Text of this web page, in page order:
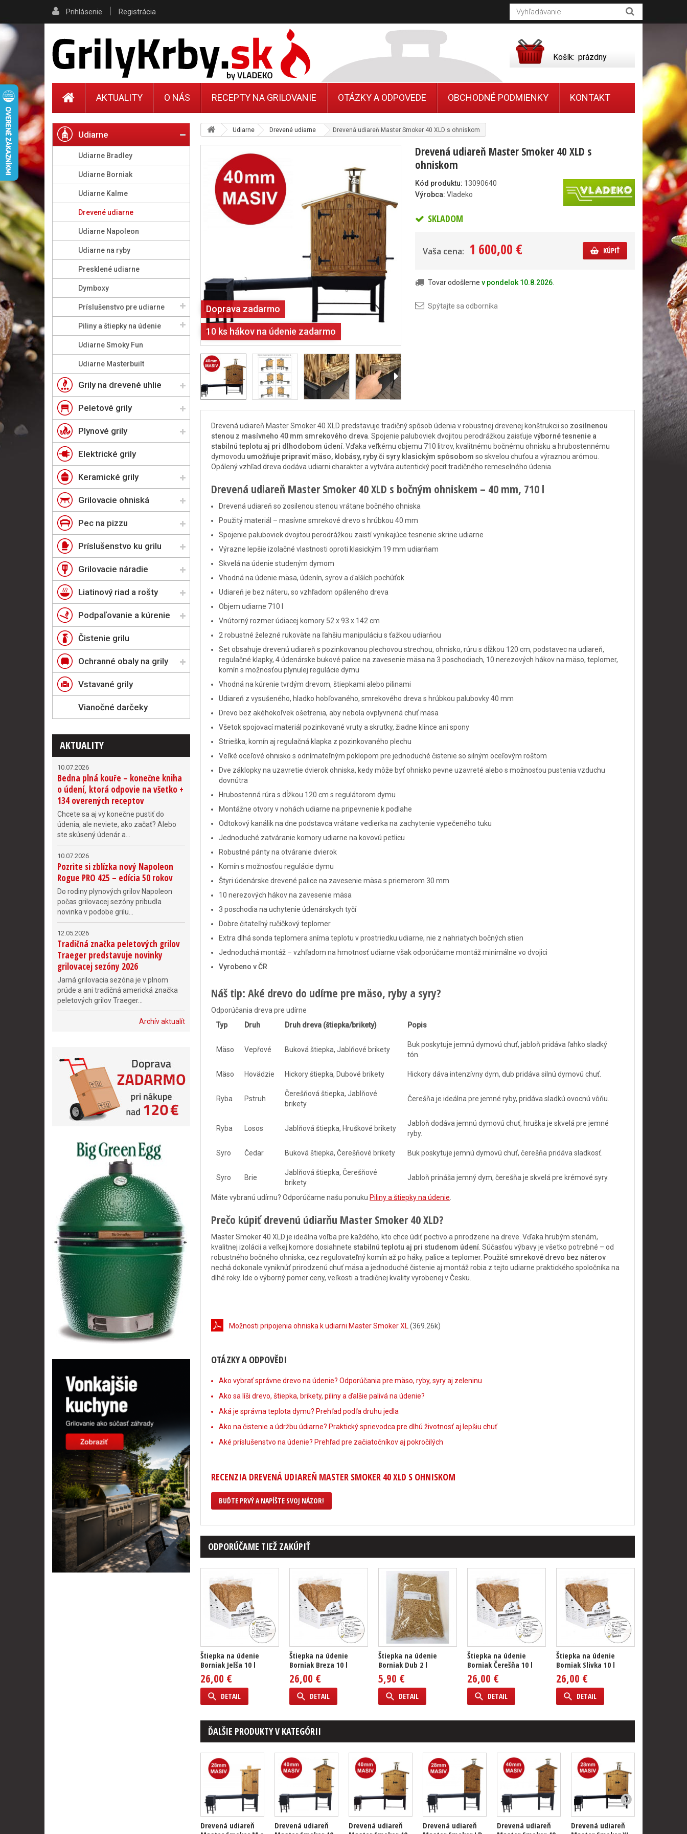
Udiarne Drevené udiarne Drevená udiareň Master Smoker 40 XLD s ohniskom
Doprava zadarmo
10 ks hákov na údenie zadarmo
Drevená udiareň Master Smoker 40 XLD s
ohniskom
Kód produktu: 13090640
Výrobca: Vladeko
SKLADOM
Vaša cena: 1 600,00 € KÚPIŤ
Tovar odošleme v pondelok 10.8.2026
Spýtajte sa odborníka
Drevená udiareň Master Smoker 40 XLD predstavuje tradičný spôsob údenia v robustnej drevenej konštrukcii so zosilnenou
stenou z masívneho 40 mm smrekového dreva . Spojenie paluboviek dvojitou perodrážkou zaisťuje výborné tesnenie a
stabilnú teplotu aj pri dlhodobom údení . Vďaka veľkému objemu 710 litrov, kvalitnému bočnému ohnisku a hrubostennému
dymovodu umožňuje pripraviť mäso, klobásy, ryby či syry klasickým spôsobom so skvelou chuťou a výraznou arómou.
Opálený vzhľad dreva dodáva udiarni charakter a vytvára autentický pocit tradičného remeselného údenia.
Drevená udiareň Master Smoker 40 XLD s bočným ohniskem – 40 mm, 710 l
Drevená udiareň so zosilenou stenou vrátane bočného ohniska
Použitý materiál – masívne smrekové drevo s hrúbkou 40 mm
Spojenie paluboviek dvojitou perodrážkou zaistí vynikajúce tesnenie skrine udiarne
Výrazne lepšie izolačné vlastnosti oproti klasickým 19 mm udiarňam
Skvelá na údenie studeným dymom
Vhodná na údenie mäsa, údenín, syrov a ďalších pochúťok
Udiareň je bez náteru, so vzhľadom opáleného dreva
Objem udiarne 710 l
Vnútorný rozmer údiacej komory 52 x 93 x 142 cm
2 robustné železné rukoväte na ľahšiu manipuláciu s ťažkou udiarňou
Set obsahuje drevenú udiareň s pozinkovanou plechovou strechou, ohnisko, rúru s dĺžkou 120 cm, podstavec na udiareň,
regulačné klapky, 4 údenárske bukové palice na zavesenie mäsa na 3 poschodiach, 10 nerezových hákov na mäso, teplomer,
komín s možnosťou plynulej regulácie dymu
Vhodná na kúrenie tvrdým drevom, štiepkami alebo pilinami
Udiareň z vysušeného, hladko hobľovaného, smrekového dreva s hrúbkou palubovky 40 mm
Drevo bez akéhokoľvek ošetrenia, aby nebola ovplyvnená chuť mäsa
Všetok spojovací materiál pozinkované vruty a skrutky, žiadne klince ani spony
Strieška, komín aj regulačná klapka z pozinkovaného plechu
Veľké oceľové ohnisko s odnímateľným poklopom pre jednoduché čistenie so silným oceľovým roštom
Dve záklopky na uzavretie dvierok ohniska, kedy môže byť ohnisko pevne uzavreté alebo s možnosťou pustenia vzduchu
dovnútra
Hrubostenná rúra s dĺžkou 120 cm s regulátorom dymu
Montážne otvory v nohách udiarne na pripevnenie k podlahe
Odtokový kanálik na dne podstavca vrátane vedierka na zachytenie vypečeného tuku
Jednoduché zatváranie komory udiarne na kovovú petlicu
Robustné pánty na otváranie dvierok
Komín s možnosťou regulácie dymu
Štyri údenárske drevené palice na zavesenie mäsa s priemerom 30 mm
10 nerezových hákov na zavesenie mäsa
3 poschodia na uchytenie údenárskych tyčí
Dobre čitateľný ručičkový teplomer
Extra dlhá sonda teplomera sníma teplotu v prostriedku udiarne, nie z nahriatych bočných stien
Jednoduchá montáž – vzhľadom na hmotnosť udiarne však odporúčame montáž minimálne vo dvojici
Vyrobeno v ČR
Náš tip: Aké drevo do udírne pre mäso, ryby a syry?
Odporúčania dreva pre udírne
Typ
Druh Druh dreva (štiepka/brikety) Popis
Mäso Vepřové Buková štiepka, Jablňové brikety
Buk poskytuje jemnú dymovú chuť, jabloň pridáva ľahko sladký
tón.
Mäso Hovädzie Hickory štiepka, Dubové brikety Hickory dáva intenzívny dym, dub pridáva silnú dymovú chuť.
Ryba Pstruh
Čerešňová štiepka, Jablňové
brikety
Čerešňa je ideálna pre jemné ryby, pridáva sladkú ovocnú vôňu.
Ryba Losos Jablňová štiepka, Hruškové brikety
Jabloň dodáva jemnú dymovú chuť, hruška je skvelá pre jemné
ryby.
Syro Čedar Buková štiepka, Čerešňové brikety Buk poskytuje jemnú dymovú chuť, čerešňa pridáva sladkosť.
Syro Brie
Jablňová štiepka, Čerešňové
brikety
Jabloň prináša jemný dym, čerešňa je skvelá pre krémové syry.
Máte vybranú udírnu? Odporúčame našu ponuku Piliny a štiepky na údenie
Prečo kúpiť drevenú údiarňu Master Smoker 40 XLD?
Master Smoker 40 XLD je ideálna voľba pre každého, kto chce údiť poctivo a prirodzene na dreve. Vďaka hrubým stenám,
kvalitnej izolácii a veľkej komore dosiahnete stabilnú teplotu aj pri studenom údení . Súčasťou výbavy je všetko potrebné – od
robustného bočného ohniska, cez regulovateľný komín až po háky, palice a teplomer. Použité smrekové drevo bez náterov
nechá dokonale vyniknúť prirodzenú chuť mäsa a jednoduché čistenie aj montáž robia z tejto udiarne praktického spoločníka na
dlhé roky. Ide o výborný pomer ceny, veľkosti a tradičnej kvality vyrobenej v Česku.
Možnosti pripojenia ohniska k udiarni Master Smoker XL (369.26k)
OTÁZKY A ODPOVĚDI
Ako vybrať správne drevo na údenie? Odporúčania pre mäso, ryby, syry aj zeleninu
Ako sa líši drevo, štiepka, brikety, piliny a ďalšie palivá na údenie?
Aká je správna teplota dymu? Prehľad podľa druhu jedla
Ako na čistenie a údržbu údiarne? Praktický sprievodca pre dlhú životnosť aj lepšiu chuť
Aké príslušenstvo na údenie? Prehľad pre začiatočníkov aj pokročilých
RECENZIA DREVENÁ UDIAREŇ MASTER SMOKER 40 XLD S OHNISKOM
BUĎTE PRVÝ A NAPÍŠTE SVOJ NÁZOR!
ODPORÚČAME TIEŽ ZAKÚPIŤ
Štiepka na údenie
Borniak Jelša 10 l
26,00 €
DETAIL
Štiepka na údenie
Borniak Breza 10 l
26,00 €
DETAIL
Štiepka na údenie
Borniak Dub 2 l
5,90 €
DETAIL
Štiepka na údenie
Borniak Čerešňa 10 l
26,00 €
DETAIL
Štiepka na údenie
Borniak Slivka 10 l
26,00 €
DETAIL
ĎALŠIE PRODUKTY V KATEGÓRII
Drevená udiareň
Drevená udiareň
Drevená udiareň
Drevená udiareň
Drevená udiareň
Drevená udiareň
Udiarne
Udiarne Bradley
Udiarne Borniak
Udiarne Kalme
Drevené udiarne
Udiarne Napoleon
Udiarne na ryby
Presklené udiarne
Dymboxy
Príslušenstvo pre udiarne
Piliny a štiepky na údenie
Udiarne Smoky Fun
Udiarne Masterbuilt
Grily na drevené uhlie
Peletové grily
Plynové grily
Elektrické grily
Keramické grily
Grilovacie ohniská
Pec na pizzu
Príslušenstvo ku grilu
Grilovacie náradie
Liatinový riad a rošty
Podpaľovanie a kúrenie
Čistenie grilu
Ochranné obaly na grily
Vstavané grily
Vianočné darčeky
AKTUALITY
10.07.2026
Bedna plná kouře – konečne kniha
o údení, ktorá odpovie na všetko +
134 overených receptov
Chcete sa aj vy konečne pustiť do
údenia, ale neviete, ako začať? Alebo
ste skúsený údenár a...
10.07.2026
Pozrite si zblízka nový Napoleon
Rogue PRO 425 – edícia 50 rokov
Do rodiny plynových grilov Napoleon
počas grilovacej sezóny pribudla
novinka v podobe grilu...
12.05.2026
Tradičná značka peletových grilov
Traeger predstavuje novinky
grilovacej sezóny 2026
Jarná grilovacia sezóna je v plnom
prúde a ani tradičná americká značka
peletových grilov Traeger...
Archív aktualít
Prihlásenie | Registrácia
Košík: prázdny
AKTUALITY O NÁS RECEPTY NA GRILOVANIE OTÁZKY A ODPOVEDE OBCHODNÉ PODMIENKY KONTAKT